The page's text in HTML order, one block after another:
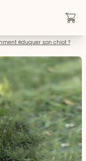
éduquer son chiot ?